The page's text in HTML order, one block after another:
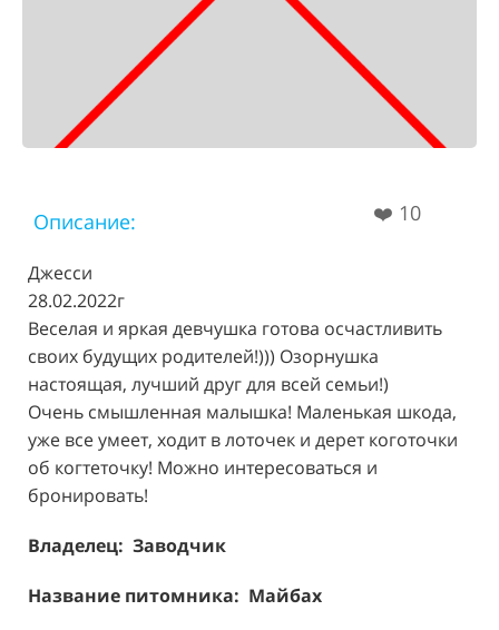
Описание: ❤️ 10
Джесси
28.02.2022г
Веселая и яркая девчушка готова осчастливить
своих будущих родителей!))) Озорнушка
настоящая, лучший друг для всей семьи!)
Очень смышленная малышка! Маленькая шкода,
уже все умеет, ходит в лоточек и дерет коготочки
об когтеточку! Можно интересоваться и
бронировать!
Владелец: Заводчик
Название питомника: Майбах